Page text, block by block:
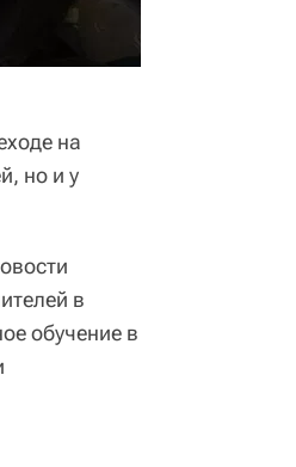
на
но и у
в
обучение в